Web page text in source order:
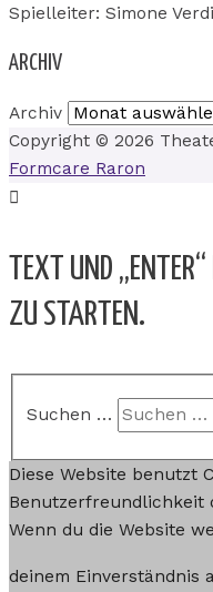
Spielleiter: Simone
ARCHIV
Archiv
Copyright © 2026
Formcare Raron
TEXT UND „ENTER“
ZU STARTEN.
Suchen …
Diese Website benutzt
Benutzerfreundlichkeit
Wenn du die Website
deinem Einverständnis